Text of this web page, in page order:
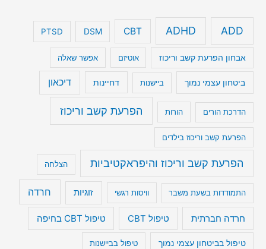
ADD
ADHD
CBT
DSM
PTSD
אבחון הפרעת קשב וריכוז אוטיזם אפשר שאלה
ביטחון עצמי נמוך ביישנות דחיינות דיכאון
הדרכת הורים הורות הפרעת קשב וריכוז
הפרעת קשב וריכוז בילדים
הפרעת קשב וריכוז והיפראקטיביות הצלחה
התמודדות בשעת משבר וויסות רגשי זוגיות חרדה
חרדה חברתית טיפול CBT טיפול CBT בחיפה
טיפול בביטחון עצמי נמוך טיפול בביישנות